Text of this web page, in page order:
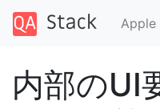
Apple
内部のUI